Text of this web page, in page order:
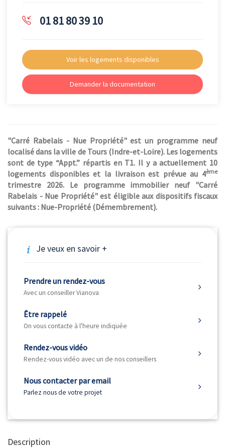
01 81 80 39 10
Voir les logements disponibles
Demander la documentation
"Carré Rabelais - Nue Propriété" est un programme neuf
localisé dans la ville de Tours (Indre-et-Loire). Les logements
sont de type “Appt.” répartis en T1. Il y a actuellement 10
logements disponibles et la livraison est prévue au 4ème
trimestre 2026. Le programme immobilier neuf "Carré
Rabelais - Nue Propriété" est éligible aux dispositifs fiscaux
suivants : Nue-Propriété (Démembrement).
Je veux en savoir +
Prendre un rendez-vous
Avec un conseiller Vianova
Être rappelé
On vous contacte à l'heure indiquée
Rendez-vous vidéo
Rendez-vous vidéo avec un de nos conseillers
Nous contacter par email
Parlez nous de votre projet
Description